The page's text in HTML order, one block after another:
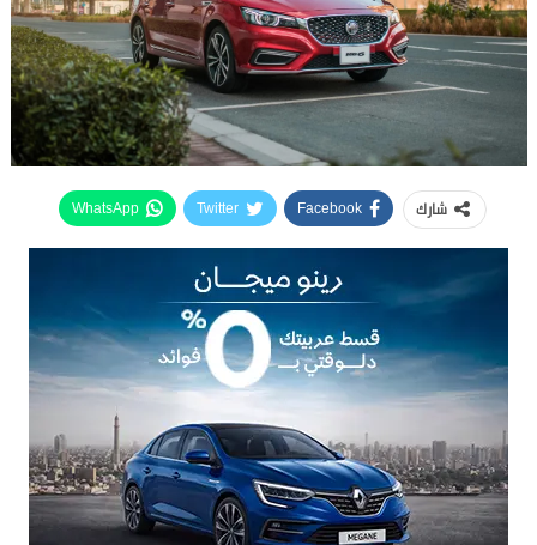
شارك Facebook
Twitter
WhatsApp